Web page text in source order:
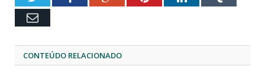
Email
CONTEÚDO RELACIONADO